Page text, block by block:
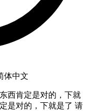
体中文
西肯定是对的，下就
是对的，下就是了 请